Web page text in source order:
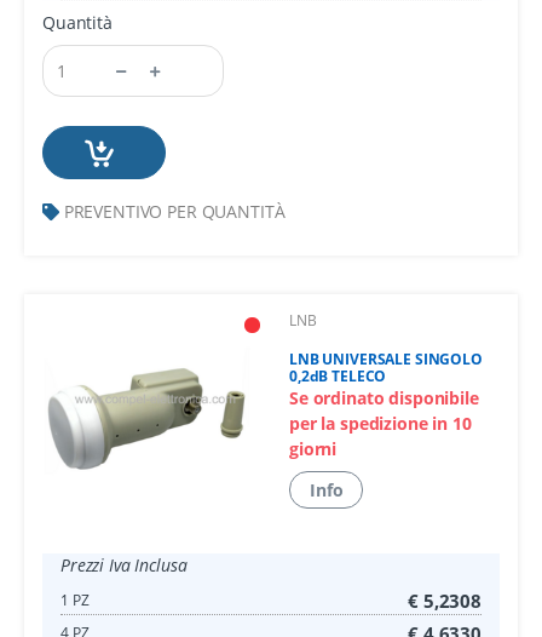
Quantità
PREVENTIVO PER QUANTITÀ
LNB
LNB UNIVERSALE SINGOLO
0,2dB TELECO
Se ordinato disponibile
per la spedizione in 10
giorni
Info
Prezzi Iva Inclusa
1 PZ € 5,2308
4 PZ